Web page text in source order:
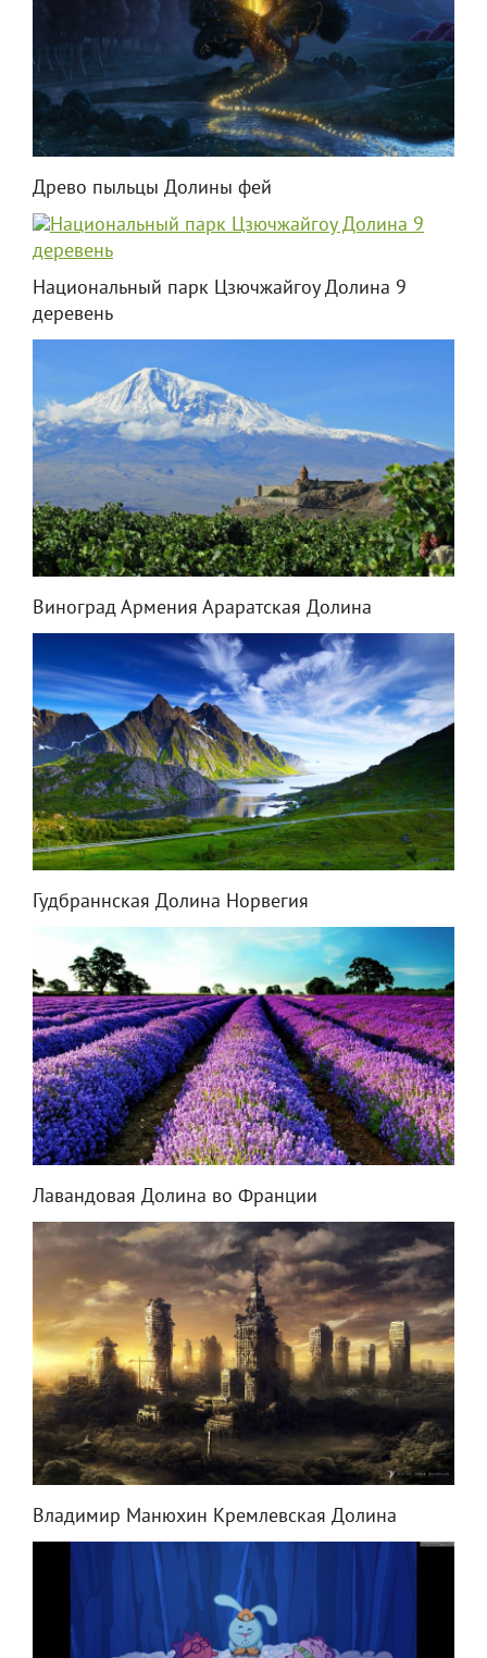
Древо пыльцы Долины фей
Национальный парк Цзючжайгоу Долина 9
деревень
Виноград Армения Араратская Долина
Гудбраннская Долина Норвегия
Лавандовая Долина во Франции
Владимир Манюхин Кремлевская Долина